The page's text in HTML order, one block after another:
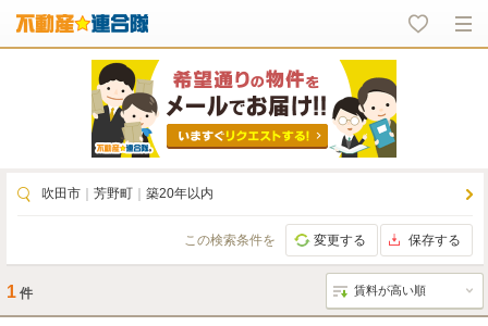
吹田市 芳野町 築20年以内
この検索条件を 変更する 保存する
1 件